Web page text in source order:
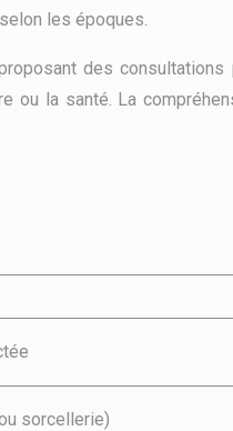
les époques.
des
ou la santé. La
sorcellerie)